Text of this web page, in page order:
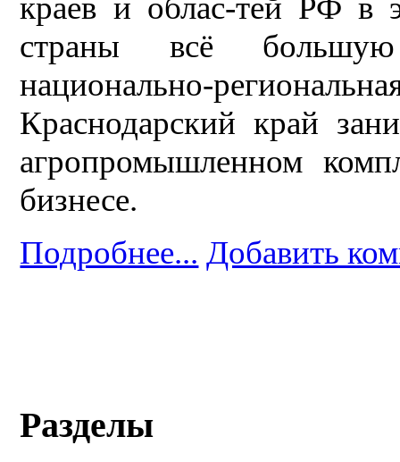
краев и облас-тей РФ в
страны всё большую
национально-
Краснодарский край
агропромышленном
бизнесе.
Подробнее... Добавить
Разделы